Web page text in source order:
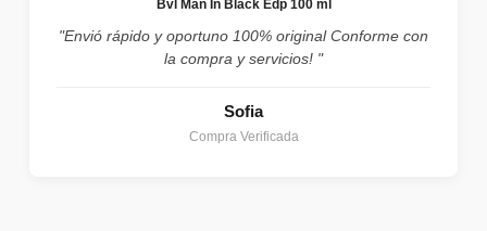
Bvl Man In Black Edp 100 ml
"Envió rápido y oportuno 100% original Conforme con
la compra y servicios! "
Sofia
Compra Verificada